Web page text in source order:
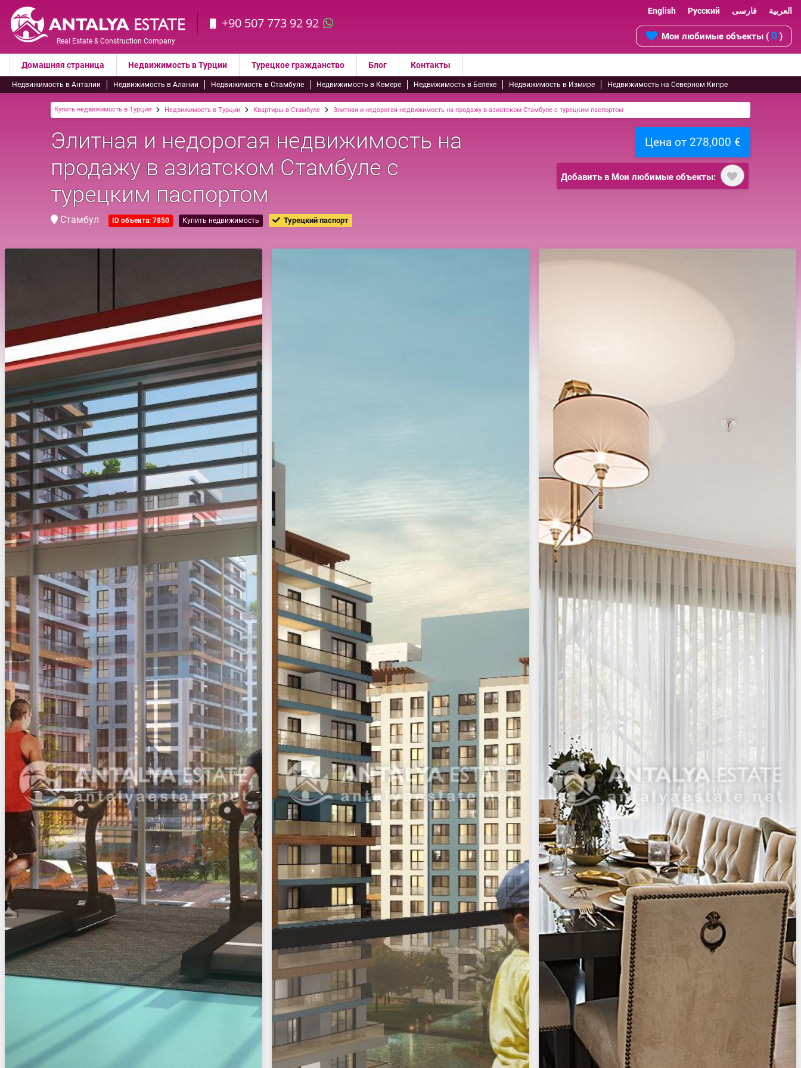
Real Estate & Construction Company
+90 507 773 92 92
English Русский فارسی العربية
Мои любимые объекты ( 0 )
Домашняя страница Недвижимость в Турции Турецкое гражданство Блог Контакты
Недвижимость в Анталии Недвижимость в Алании Недвижимость в Стамбуле Недвижимость в Кемере Недвижимость в Белеке Недвижимость в Измире Недвижимость на Северном Кипре
Купить недвижимость в Турции Недвижимость в Турции Квартиры в Стамбуле Элитная и недорогая недвижимость на продажу в азиатском Стамбуле с турецким паспортом
Элитная и недорогая недвижимость на
продажу в азиатском Стамбуле с
турецким паспортом
Стамбул ID объекта: 7850 Купить недвижимость Турецкий паспорт
Цена от 278,000 €
Добавить в Мои любимые объекты: